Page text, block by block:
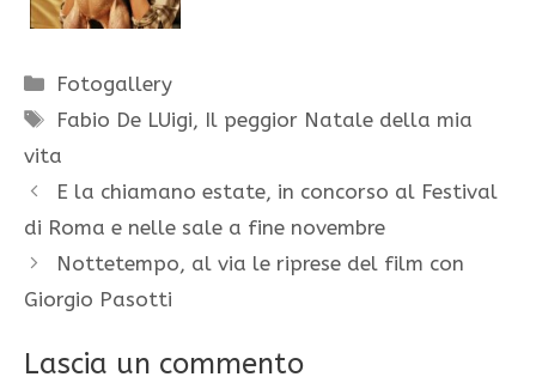
Categorie
Fotogallery
Tag
Fabio De LUigi, Il peggior Natale della mia
vita
E la chiamano estate, in concorso al Festival
di Roma e nelle sale a fine novembre
Nottetempo, al via le riprese del film con
Giorgio Pasotti
Lascia un commento